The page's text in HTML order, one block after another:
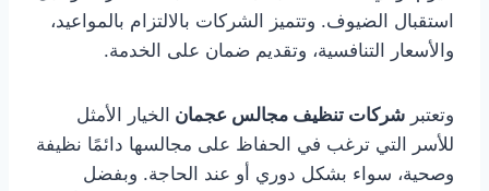
استقبال الضيوف. وتتميز الشركات بالالتزام بالمواعيد،
والأسعار التنافسية، وتقديم ضمان على الخدمة.
وتعتبر شركات تنظيف مجالس عجمان الخيار الأمثل
للأسر التي ترغب في الحفاظ على مجالسها دائمًا نظيفة
وصحية، سواء بشكل دوري أو عند الحاجة. وبفضل